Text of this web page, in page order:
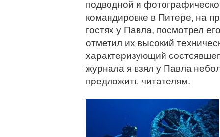
подводной и
командировке в Питере, на
гостях у Павла, посмотрел
отметил их высокий
характеризующий
журнала я взял у Павла
предложить читателям.